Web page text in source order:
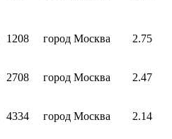
1208 город Москва 2.75
2708 город Москва 2.47
4334 город Москва 2.14